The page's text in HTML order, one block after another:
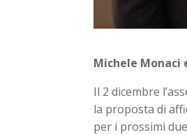
Michele
Il 2 dicembre
la proposta di
per i prossimi